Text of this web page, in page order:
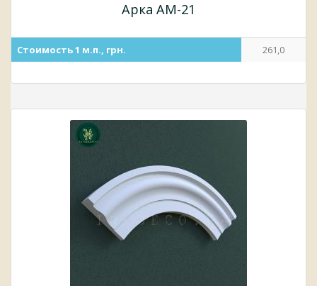
Арка АМ-21
Стоимость 1 м.п., грн. 261,0